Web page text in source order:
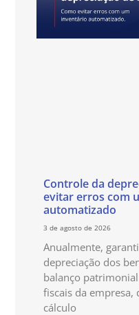
Controle da
evitar erros com
automatizado
3 de agosto de 2026
Anualmente,
depreciação dos
balanço
fiscais da
cálculo